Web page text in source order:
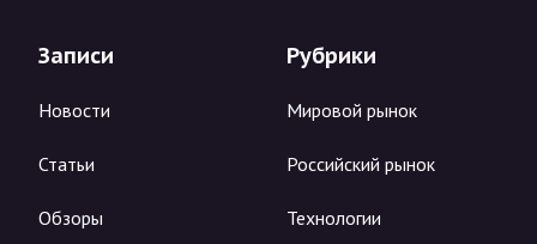
Записи
Новости
Статьи
Обзоры
Рубрики
Мировой рынок
Российский рынок
Технологии